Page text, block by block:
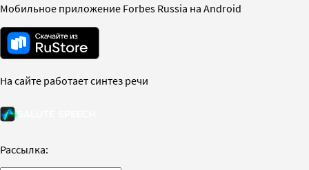
Мобильное приложение Forbes Russia на Android
На сайте работает синтез речи
Рассылка: